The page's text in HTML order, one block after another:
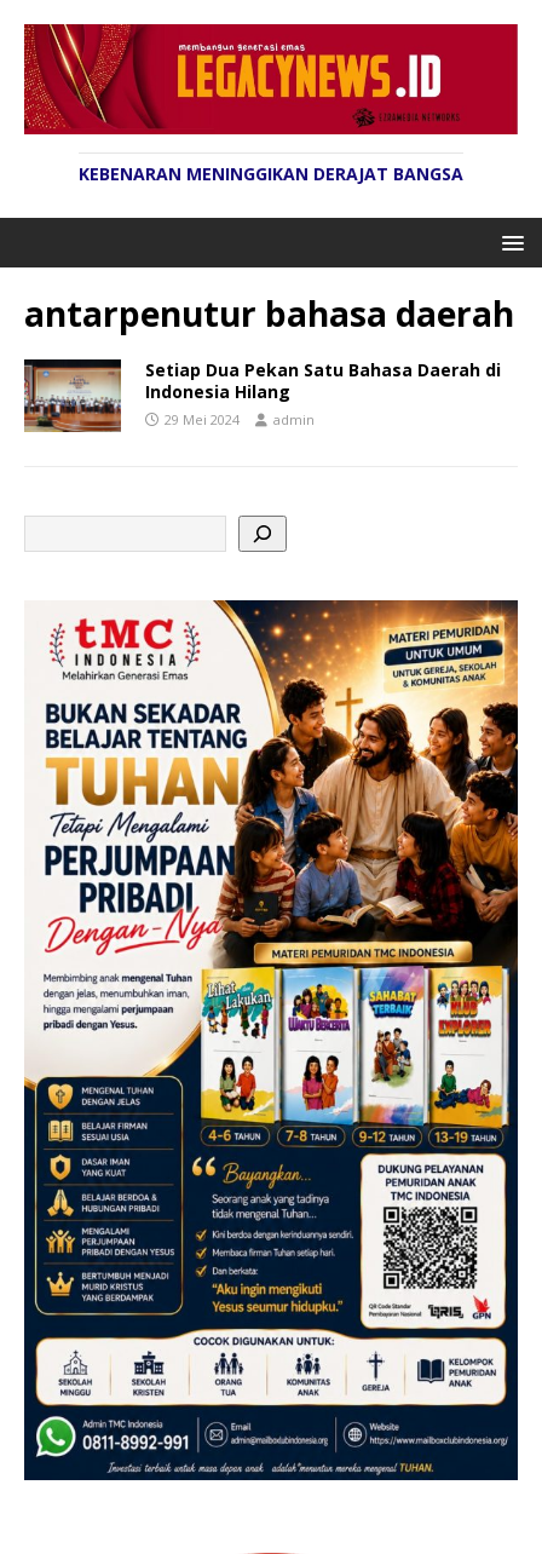
KEBENARAN MENINGGIKAN DERAJAT BANGSA
antarpenutur bahasa daerah
Setiap Dua Pekan Satu Bahasa Daerah di
Indonesia Hilang
29 Mei 2024 admin